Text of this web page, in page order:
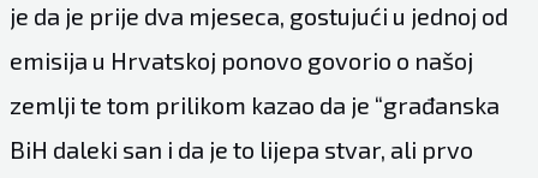
je da je prije dva mjeseca, gostujući u jednoj od
emisija u Hrvatskoj ponovo govorio o našoj
zemlji te tom prilikom kazao da je “građanska
BiH daleki san i da je to lijepa stvar, ali prvo